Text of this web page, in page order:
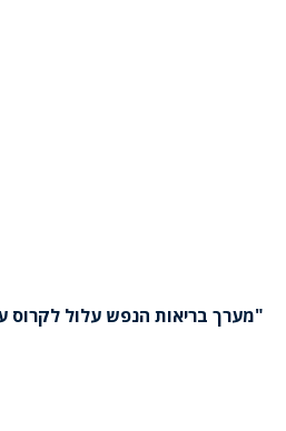
"מערך בריאות הנפש עלול לקרוס